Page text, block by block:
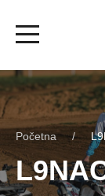
Početna